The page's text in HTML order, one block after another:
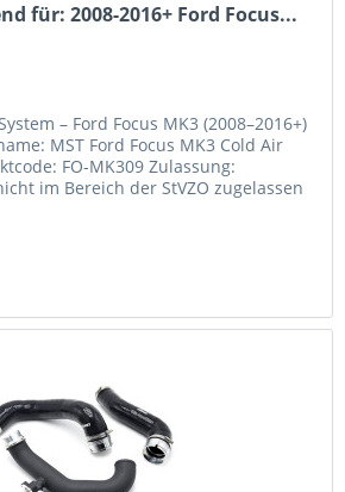
für: 2008-2016+ Ford Focus...
– Ford Focus MK3 (2008–2016+)
MST Ford Focus MK3 Cold Air
FO-MK309 Zulassung:
im Bereich der StVZO zugelassen